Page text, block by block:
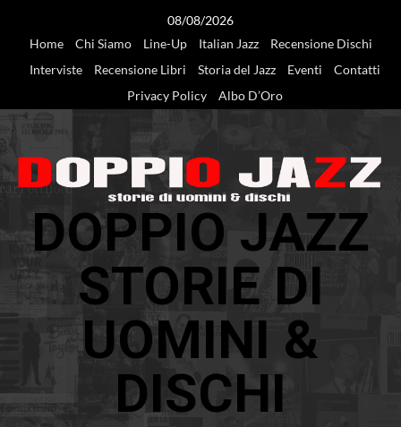
08/08/2026
Home
Chi Siamo Line-Up Italian Jazz
Recensione Dischi
Interviste
Recensione Libri Storia del Jazz Eventi
Contatti
Privacy Policy
Albo D’Oro
DOPPIO JAZZ
STORIE DI
UOMINI &
DISCHI